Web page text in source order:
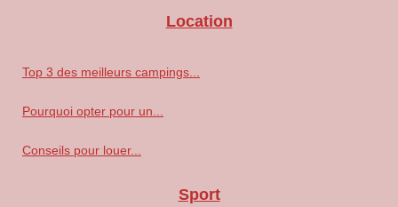
Location
Top 3 des meilleurs campings...
Pourquoi opter pour un...
Conseils pour louer...
Sport